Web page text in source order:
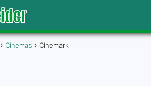
Cinemas Cinemark